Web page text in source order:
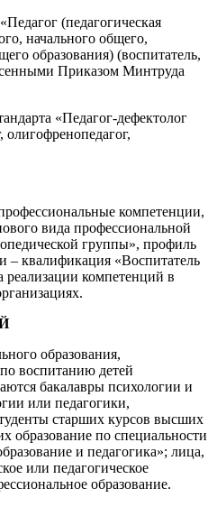
(педагогическая
начального общего,
образования) (воспитатель,
Приказом Минтруда
«Педагог-дефектолог
олигофренопедагог,
компетенции,
вида профессиональной
группы», профиль
– квалификация «Воспитатель
реализации компетенций в
образования,
воспитанию детей
бакалавры психологии и
или педагогики,
старших курсов высших
образование по специальности
и педагогика»; лица,
или педагогическое
образование.